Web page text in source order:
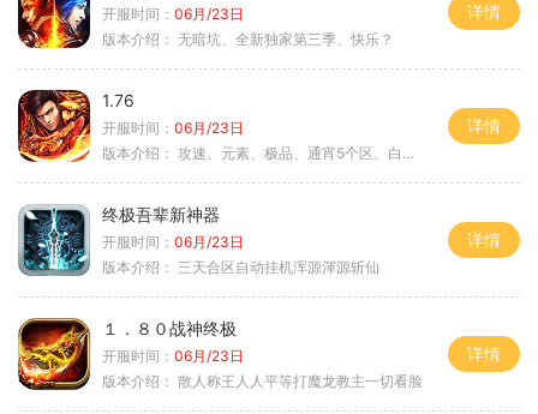
开服时间： 06月/23日
版本介绍： 无暗坑、全新独家第三季、快乐？
详情
1.76
开服时间： 06月/23日
版本介绍： 攻速、元素、极品、通宵5个区、白天10个区
详情
终极吾辈新神器
开服时间： 06月/23日
版本介绍： 三天合区自动挂机浑源渾源斩仙
详情
１．８０战神终极
开服时间： 06月/23日
版本介绍： 散人称王人人平等打魔龙教主一切看脸
详情